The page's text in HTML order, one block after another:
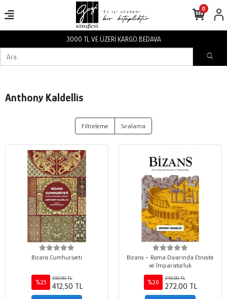
3000 TL VE ÜZERİ KARGO BEDAVA
0
Anthony Kaldellis
Filtreleme Sıralama
Bizans Cumhuriyeti
%25
550,00 TL
412,50 TL
Bizans – Roma Diyarında Etnisite
ve İmparatorluk
%20
340,00 TL
272,00 TL